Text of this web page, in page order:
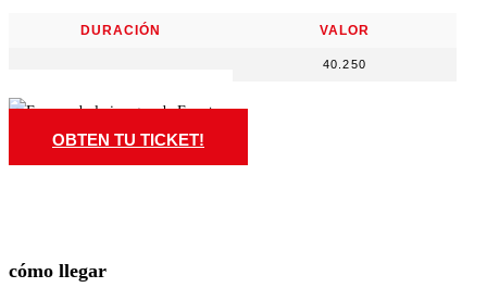
DURACIÓN VALOR
40.250
OBTEN TU TICKET!
cómo llegar